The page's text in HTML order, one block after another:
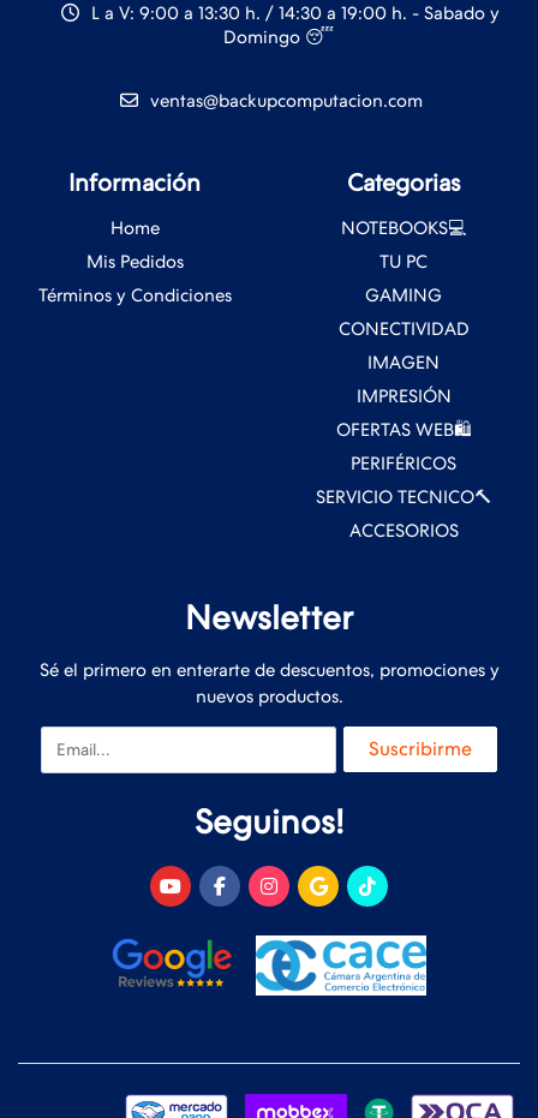
L a V: 9:00 a 13:30 h. / 14:30 a 19:00 h. - Sabado y
Domingo 😴
ventas@backupcomputacion.com
Información
Home
Mis Pedidos
Términos y Condiciones
Categorias
NOTEBOOKS💻
TU PC
GAMING
CONECTIVIDAD
IMAGEN
IMPRESIÓN
OFERTAS WEB🛍️
PERIFÉRICOS
SERVICIO TECNICO🔨
ACCESORIOS
Newsletter
Sé el primero en enterarte de descuentos, promociones y
nuevos productos.
Email Suscribirme
Seguinos!